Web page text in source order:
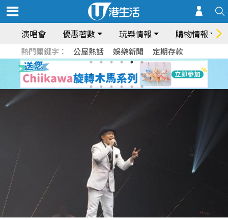
演唱會 優惠著數 玩樂情報 購物情報
熱門關鍵字： 公屋熱話 娛樂新聞 定期存款